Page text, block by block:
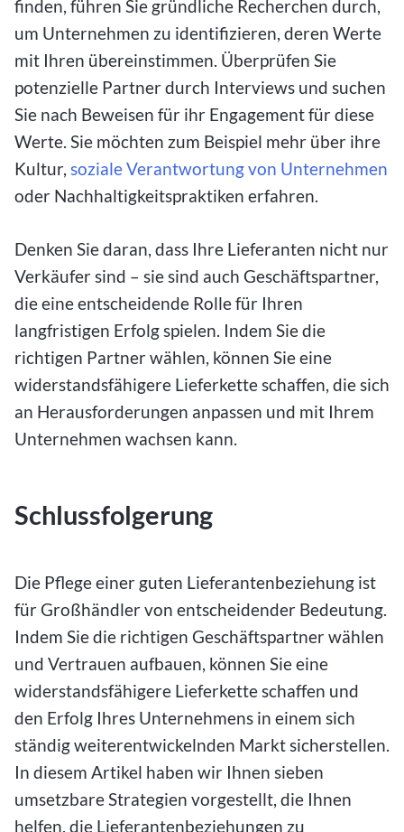
finden, führen Sie gründliche Recherchen durch,
um Unternehmen zu identifizieren, deren Werte
mit Ihren übereinstimmen. Überprüfen Sie
potenzielle Partner durch Interviews und suchen
Sie nach Beweisen für ihr Engagement für diese
Werte. Sie möchten zum Beispiel mehr über ihre
Kultur, soziale Verantwortung von Unternehmen
oder Nachhaltigkeitspraktiken erfahren.
Denken Sie daran, dass Ihre Lieferanten nicht nur
Verkäufer sind – sie sind auch Geschäftspartner,
die eine entscheidende Rolle für Ihren
langfristigen Erfolg spielen. Indem Sie die
richtigen Partner wählen, können Sie eine
widerstandsfähigere Lieferkette schaffen, die sich
an Herausforderungen anpassen und mit Ihrem
Unternehmen wachsen kann.
Schlussfolgerung
Die Pflege einer guten Lieferantenbeziehung ist
für Großhändler von entscheidender Bedeutung.
Indem Sie die richtigen Geschäftspartner wählen
und Vertrauen aufbauen, können Sie eine
widerstandsfähigere Lieferkette schaffen und
den Erfolg Ihres Unternehmens in einem sich
ständig weiterentwickelnden Markt sicherstellen.
In diesem Artikel haben wir Ihnen sieben
umsetzbare Strategien vorgestellt, die Ihnen
helfen, die Lieferantenbeziehungen zu